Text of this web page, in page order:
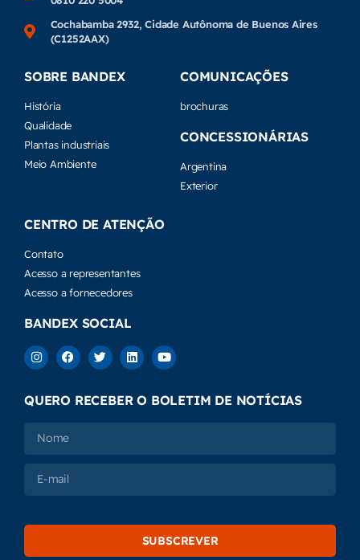
Cochabamba 2932, Cidade Autônoma de Buenos Aires
(C1252AAX)
SOBRE BANDEX
História
Qualidade
Plantas industriais
Meio Ambiente
COMUNICAÇÕES
brochuras
CONCESSIONÁRIAS
Argentina
Exterior
CENTRO DE ATENÇÃO
Contato
Acesso a representantes
Acesso a fornecedores
BANDEX SOCIAL
QUERO RECEBER O BOLETIM DE NOTÍCIAS
SUBSCREVER